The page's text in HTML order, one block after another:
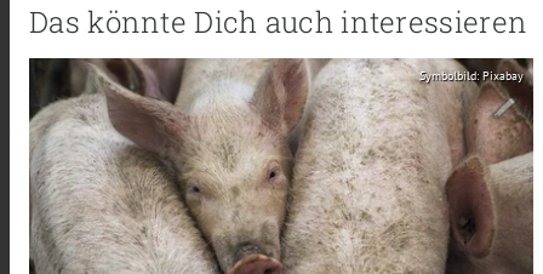
Das könnte Dich auch interessieren
Symbolbild: Pixabay